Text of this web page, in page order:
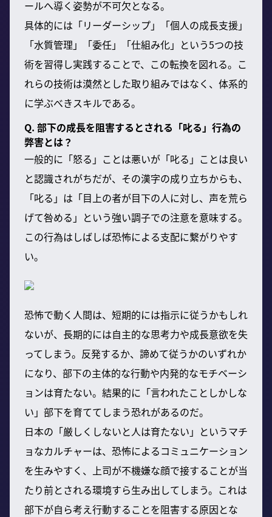
ールへ導く姿勢が不可欠となる。
具体的には「リーダーシップ」「個人の成長支援」
「水質管理」「委任」「仕組み化」という5つの技
術を習得し実践することで、この転換を図れる。こ
れらの技術は漠然とした取り組みではなく、体系的
に学ぶべきスキルである。
Q. 部下の成長を阻害するとされる「叱る」行為の
弊害とは？
一般的に「怒る」ことは悪いが「叱る」ことは良い
と認識されがちだが、その漢字の成り立ちからも、
「叱る」は「目上の者が目下の人に対し、声を荒ら
げて咎める」という強い調子での注意を意味する。
この行為はしばしば恐怖による支配に繋がりやす
い。
恐怖で動く人間は、短期的には指示に従うかもしれ
ないが、長期的には自主的な思考力や成長意欲を失
ってしまう。反発するか、諦めて従うかのいずれか
になり、部下の主体的な行動や内発的なモチベーシ
ョンは育たない。結果的に「言われたことしかしな
い」部下を育ててしまう恐れがあるのだ。
日本の「厳しくしないと人は育たない」というマチ
ョなカルチャーは、恐怖によるコミュニケーション
を生みやすく、上司が不機嫌な顔で接することが当
たり前とされる環境すら生み出してしまう。これは
部下が自ら考え行動することを阻害する原因とな